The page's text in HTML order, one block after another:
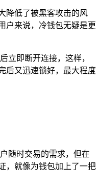
降低了被黑客攻击的风
户来说，冷钱包无疑是更
立即断开连接，这样，
后又迅速锁好，最大程度
随时交易的需求，但在
，就像为钱包加上了一把